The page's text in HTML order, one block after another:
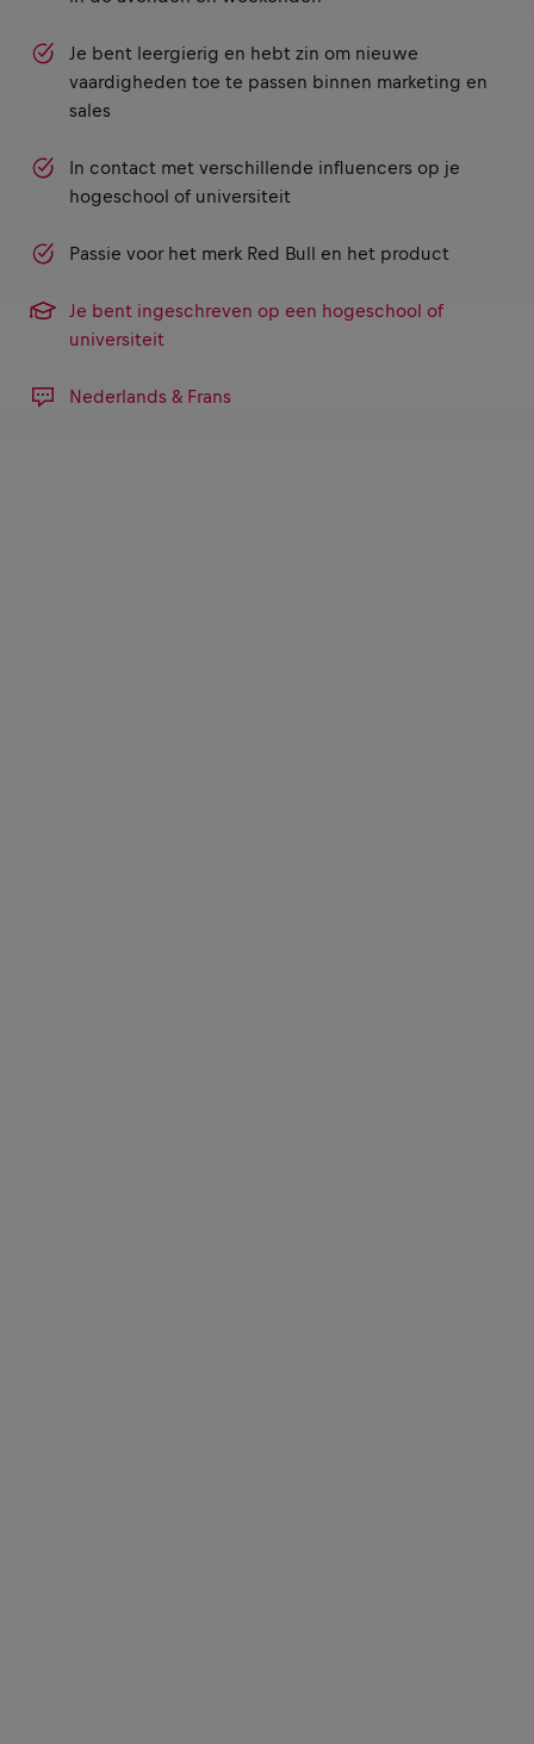
Je bent leergierig en hebt zin om nieuwe
vaardigheden toe te passen binnen marketing en
sales
In contact met verschillende influencers op je
hogeschool of universiteit
Passie voor het merk Red Bull en het product
Je bent ingeschreven op een hogeschool of
universiteit
Nederlands & Frans